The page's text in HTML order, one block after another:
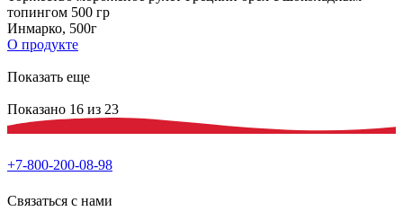
топингом 500 гр
Инмарко, 500г
О продукте
Показать еще
Показано 16 из 23
+7-800-200-08-98
Связаться с нами